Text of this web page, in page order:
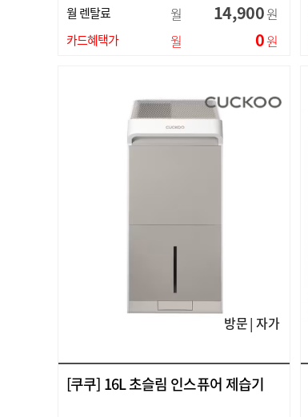
월 렌탈료 월 14,900원
카드혜택가 월 0원
방문 | 자가
[쿠쿠] 16L 초슬림 인스퓨어 제습기